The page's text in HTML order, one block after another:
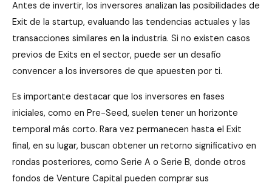
Antes de invertir, los inversores analizan las posibilidades de
Exit de la startup, evaluando las tendencias actuales y las
transacciones similares en la industria. Si no existen casos
previos de Exits en el sector, puede ser un desafío
convencer a los inversores de que apuesten por ti.
Es importante destacar que los inversores en fases
iniciales, como en Pre-Seed, suelen tener un horizonte
temporal más corto. Rara vez permanecen hasta el Exit
final, en su lugar, buscan obtener un retorno significativo en
rondas posteriores, como Serie A o Serie B, donde otros
fondos de Venture Capital pueden comprar sus